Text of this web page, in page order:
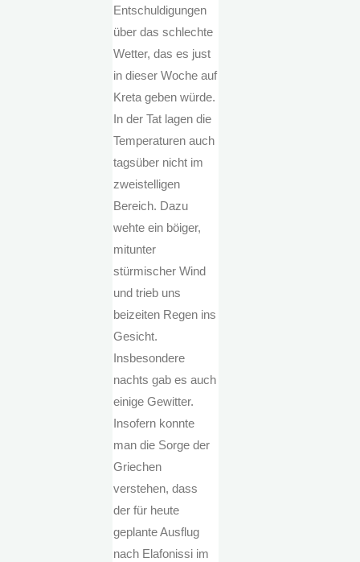
Entschuldigungen
über das schlechte
Wetter, das es just
in dieser Woche auf
Kreta geben würde.
In der Tat lagen die
Temperaturen auch
tagsüber nicht im
zweistelligen
Bereich. Dazu
wehte ein böiger,
mitunter
stürmischer Wind
und trieb uns
beizeiten Regen ins
Gesicht.
Insbesondere
nachts gab es auch
einige Gewitter.
Insofern konnte
man die Sorge der
Griechen
verstehen, dass
der für heute
geplante Ausflug
nach Elafonissi im